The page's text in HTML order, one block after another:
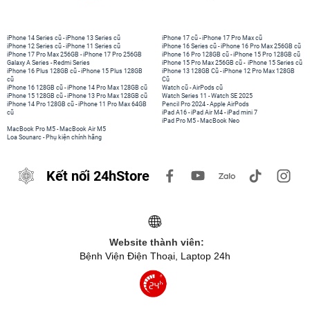
iPhone 14 Series cũ -iPhone 13 Series cũ
iPhone 12 Series cũ -iPhone 11 Series cũ
iPhone 17 Pro Max 256GB -iPhone 17 Pro 256GB
Galaxy A Series - Redmi Series
iPhone 17 cũ -iPhone 17 Pro Max cũ
iPhone 16 Series cũ - iPhone 16 Pro Max 256GB cũ
iPhone 16 Pro 128GB cũ -iPhone 15 Pro 128GB cũ
iPhone 15 Pro Max 256GB cũ - iPhone 15 Series cũ
iPhone 16 Plus 128GB cũ -iPhone 15 Plus 128GB
cũ
iPhone 16 128GB cũ -iPhone 14 Pro Max 128GB cũ
iPhone 15 128GB cũ -iPhone 13 Pro Max 128GB cũ
iPhone 14 Pro 128GB cũ -iPhone 11 Pro Max 64GB
cũ
iPhone 13 128GB Cũ -iPhone 12 Pro Max 128GB
Cũ
Watch cũ -AirPods cũ
Watch Series 11 -Watch SE 2025
Pencil Pro 2024 -Apple AirPods
iPad A16 -iPad Air M4 -iPad mini 7
iPad Pro M5 - MacBook Neo
MacBook Pro M5 - MacBook Air M5
Loa Sounarc - Phụ kiện chính hãng
Kết nối 24hStore
Website thành viên:
Bệnh Viện Điện Thoại, Laptop 24h